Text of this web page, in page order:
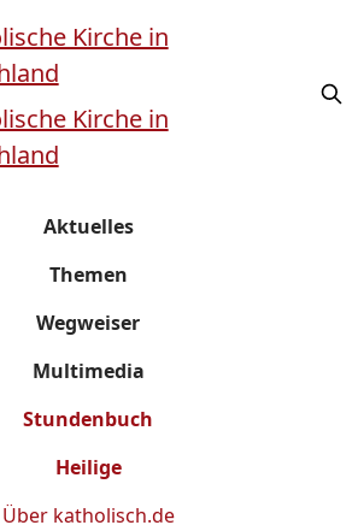
Aktuelles
Themen
Wegweiser
Multimedia
Stundenbuch
Heilige
Über katholisch.de